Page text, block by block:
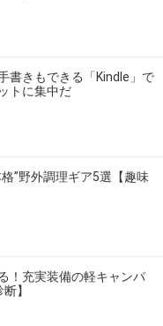
書きもできる「Kindle」で
トに集中だ
”野外調理ギア5選【趣味
！充実装備の軽キャンパ
】